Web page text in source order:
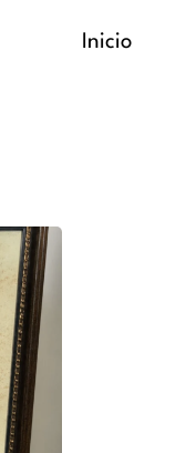
Inicio